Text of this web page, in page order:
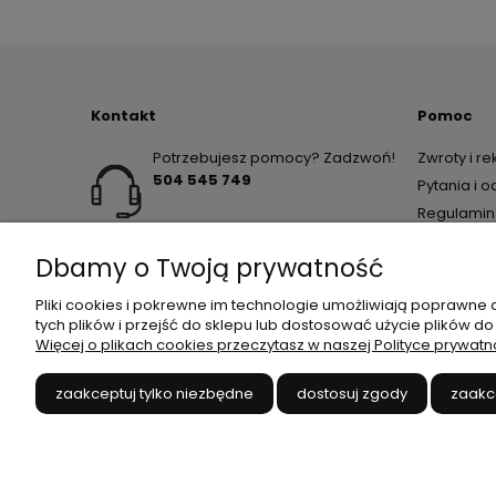
Kontakt
Potrzebujesz pomocy? Zadzwoń!
504 545 749
Pomoc
Zwroty i
Pytania i
Regulamin
Dbamy o Twoją prywatność
Pliki cookies i pokrewne im technologie umożliwiają
tych plików i przejść do sklepu lub dostosować użycie plików
Więcej o plikach cookies przeczytasz w naszej Polityce
zaakceptuj tylko niezbędne dostosuj zgody